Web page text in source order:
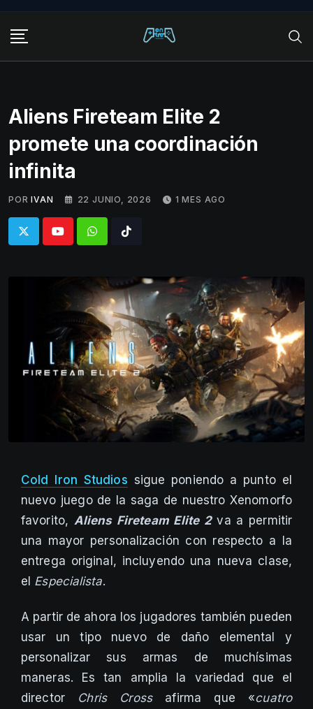
content
Aliens Fireteam Elite 2
promete una coordinación
infinita
POR IVAN 22 JUNIO, 2026 1 MES AGO
WhatsappTiktok
Cold Iron Studios sigue poniendo a punto el
nuevo juego de la saga de nuestro Xenomorfo
favorito, Aliens Fireteam Elite 2va a permitir
una mayor personalización con respecto a la
entrega original, incluyendo una nueva clase,
el Especialista.
A partir de ahora los jugadores también pueden
usar un tipo nuevo de daño elemental y
personalizar sus armas de muchísimas
maneras. Es tan amplia la variedad que el
director Chris Crossafirma que «cuatro